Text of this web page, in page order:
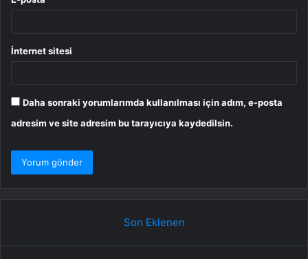
İnternet sitesi
Daha sonraki yorumlarımda kullanılması için adım, e-posta
adresim ve site adresim bu tarayıcıya kaydedilsin.
Son Eklenen